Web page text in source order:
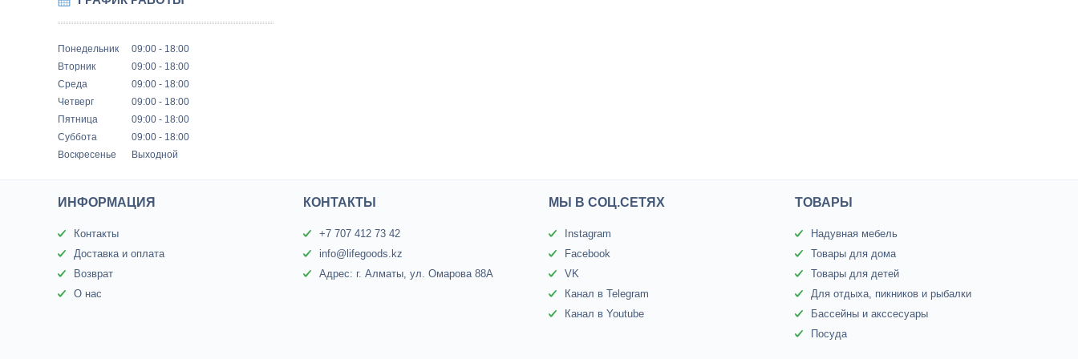
Понедельник 09:00
18:00
Вторник
09:00
18:00
Среда
09:00
18:00
Четверг
09:00
18:00
Пятница
09:00
18:00
Суббота
09:00
18:00
Воскресенье
Выходной
ИНФОРМАЦИЯ
Контакты
Доставка и оплата
Возврат
О нас
КОНТАКТЫ
+7 707 412 73 42
info@lifegoods.kz
Адрес: г. Алматы, ул. Омарова 88А
МЫ В СОЦ.СЕТЯХ
Instagram
Facebook
VK
Канал в Telegram
Канал в Youtube
ТОВАРЫ
Надувная мебель
Товары для дома
Товары для детей
Для отдыха, пикников и рыбалки
Бассейны и акссесуары
Посуда